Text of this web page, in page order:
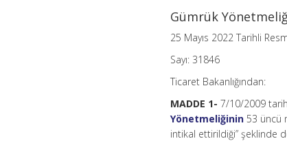
Gümrük
25 Mayıs 2022 Tarihli
Sayı: 31846
Ticaret Bakanlığından:
MADDE 1- 7/10/2009
Yönetmeliğinin 53 üncü
intikal ettirildiği” şeklinde